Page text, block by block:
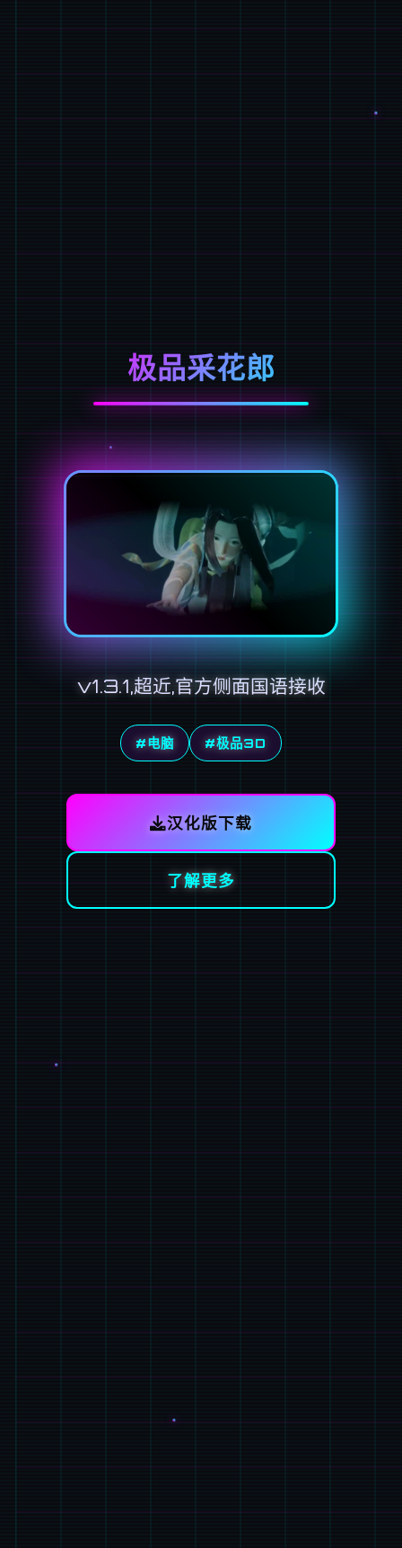
极品采花郎
v1.3.1,超近,官方侧面国语接收
#电脑 #极品3D
汉化版下载
了解更多